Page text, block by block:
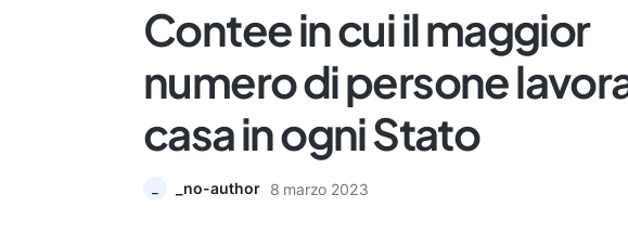
Contee in cui il maggior
numero di persone
casa in ogni Stato
_no-author 8 marzo 2023